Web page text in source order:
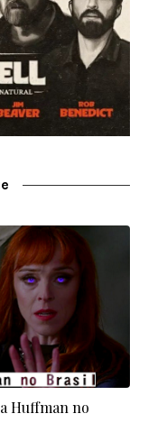
Huffman no